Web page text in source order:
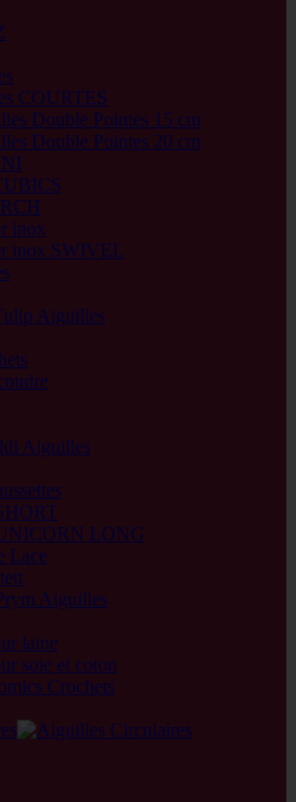
COURTES
Double Pointes 15 cm
Double Pointes 20 cm
inox
inox SWIVEL
LONG
Lace
laine
soie et coton
Crochets